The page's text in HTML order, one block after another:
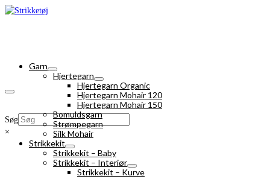
Søg
×
Garn
Hjertegarn
Hjertegarn Organic
Hjertegarn Mohair 120
Hjertegarn Mohair 150
Bomuldsgarn
Strømpegarn
Silk Mohair
Strikkekit
Strikkekit – Baby
Strikkekit – Interiør
Strikkekit – Kurve